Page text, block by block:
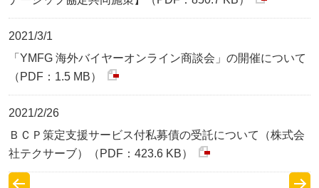
2021/3/1
「YMFG 海外バイヤーオンライン商談会」の開催について
（PDF：1.5 MB）
2021/2/26
ＢＣＰ策定支援サービス付私募債の受託について（株式会
社テクサーブ）（PDF：423.6 KB）